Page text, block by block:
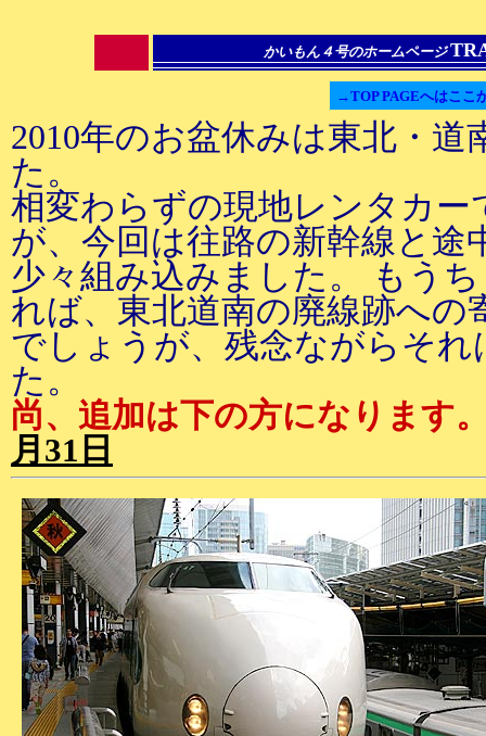
かいもん４号のホームページ
→TOP PAGEへはここ
2010年のお盆休みは東北・道
た。
相変わらずの現地レンタカ
が、今回は往路の新幹線と途
少々組み込みました。 もう
れば、東北道南の廃線跡への
でしょうが、残念ながらそ
た。
尚、追加は下の方になります
月31日